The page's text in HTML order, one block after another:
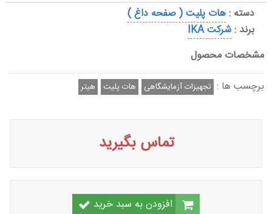
دسته :هات پلیت ( صفحه داغ )
برند :شرکت IKA
مشخصات محصول
برچسب ها : تجهیزات آزمایشگاهی هات پلیت هیتر
تماس بگیرید
افزودن به سبد خرید